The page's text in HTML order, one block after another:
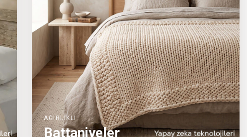
AĞIRLIKLI
Battaniyeler